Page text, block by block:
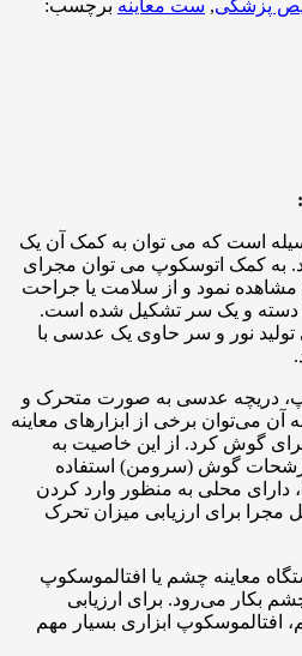
پزشکی, ست معاینه برچسب:
است که می توان به کمک آن یک
به کمک اتوسکوپ می توان مجرای
نمود و از سلامت یا جراحت
دسته و یک سر تشکیل شده است.
تولید نور و سر حاوی یک عدسی با
دریچه عدسی به صورت متحرک و
آن می‌توان برخی از ابزارهای معاینه
گوش کرد. از این خاصیت به
گوش (سرومن) استفاده
محلی به منظور وارد کردن
مجرا برای ارزیابی میزان تحرک
معاینه چشم یا افتالموسکوپ
بکار می‌رود. برای ارزیابی
افتالموسکوپ ابزاری بسیار مهم